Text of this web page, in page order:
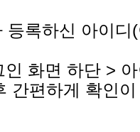
등록하신 아이디
화면 하단 >
간편하게 확인